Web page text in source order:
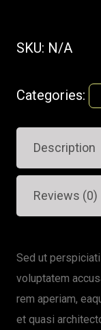
SKU: N/A
Categories:
Description
Reviews (0)
Sed ut
voluptatem
rem aperiam,
et quasi